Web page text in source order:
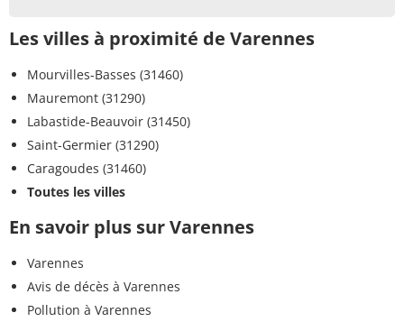
Les villes à proximité de Varennes
Mourvilles-Basses (31460)
Mauremont (31290)
Labastide-Beauvoir (31450)
Saint-Germier (31290)
Caragoudes (31460)
Toutes les villes
En savoir plus sur Varennes
Varennes
Avis de décès à Varennes
Pollution à Varennes